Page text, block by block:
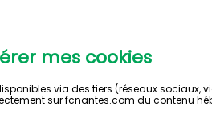
mes cookies
via des tiers (réseaux sociaux,
sur fcnantes.com du contenu